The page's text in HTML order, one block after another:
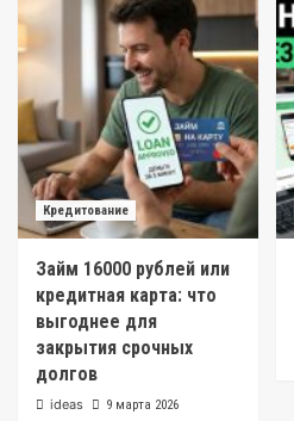
Кредитование
Займ 16000 рублей или
кредитная карта: что
выгоднее для
закрытия срочных
долгов
ideas 9 марта 2026